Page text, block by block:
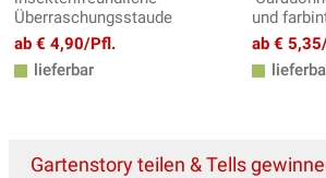
Überraschungsstaude
ab € 4,90/Pfl.
lieferbar
und
ab €
Gartenstory teilen & Tells